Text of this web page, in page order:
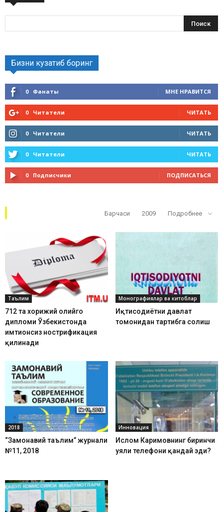
Бизни кузатиб боринг
0 Фанаты МНЕ НРАВИТСЯ
0 Читатели ЧИТАТЬ
0 Читатели ЧИТАТЬ
0 Читатели ЧИТАТЬ
0 Подписчики ПОДПИСАТЬСЯ
Барчаси 2009 Подробнее
Таълим
712 та хорижий олийгоҳ
дипломи Ўзбекистонда
имтиҳонсиз нострификация
қилинади
Монографиялар ва китоблар
Иқтисодиётни давлат
томонидан тартибга солиш
2018
“Замонавий таълим” журнали
№11, 2018
Инновация
Ислом Каримовнинг биринчи
уяли телефони қандай эди?